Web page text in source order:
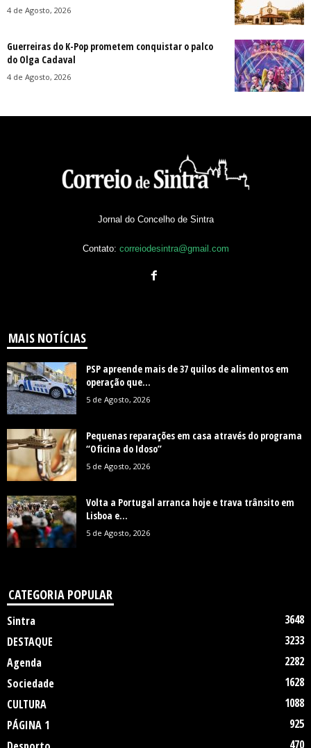
4 de Agosto, 2026
Guerreiras do K-Pop prometem conquistar o palco
do Olga Cadaval
4 de Agosto, 2026
Jornal do Concelho de Sintra
Contato: correiodesintra@gmail.com
MAIS NOTÍCIAS
PSP apreende mais de 37 quilos de alimentos em
operação que...
5 de Agosto, 2026
Pequenas reparações em casa através do programa
“Oficina do Idoso”
5 de Agosto, 2026
Volta a Portugal arranca hoje e trava trânsito em
Lisboa e...
5 de Agosto, 2026
CATEGORIA POPULAR
Sintra
3648
DESTAQUE
3233
Agenda
2282
Sociedade
1628
CULTURA
1088
PÁGINA 1
925
470